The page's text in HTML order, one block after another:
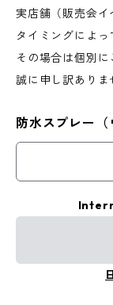
実店舗（販売会イ
タイミングによっ
その場合は個別に
誠に申し訳ありま
防水スプレー